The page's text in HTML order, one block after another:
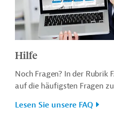
Hilfe
Noch Fragen? In der Rubrik
auf die häufigsten Fragen
Lesen Sie unsere FAQ